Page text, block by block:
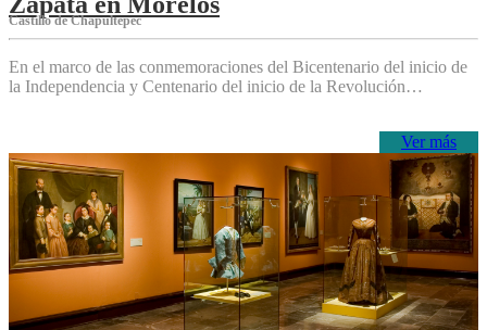
Castillo de Chapultepec
En el marco de las conmemoraciones del Bicentenario del inicio de
la Independencia y Centenario del inicio de la Revolución…
Ver más